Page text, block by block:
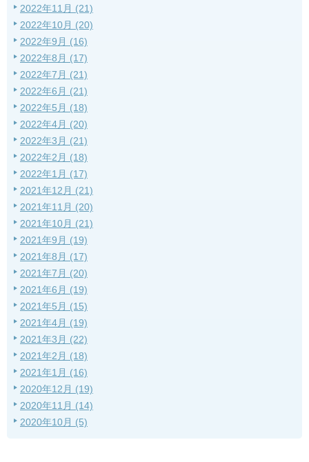
2022年11月 (21)
2022年10月 (20)
2022年9月 (16)
2022年8月 (17)
2022年7月 (21)
2022年6月 (21)
2022年5月 (18)
2022年4月 (20)
2022年3月 (21)
2022年2月 (18)
2022年1月 (17)
2021年12月 (21)
2021年11月 (20)
2021年10月 (21)
2021年9月 (19)
2021年8月 (17)
2021年7月 (20)
2021年6月 (19)
2021年5月 (15)
2021年4月 (19)
2021年3月 (22)
2021年2月 (18)
2021年1月 (16)
2020年12月 (19)
2020年11月 (14)
2020年10月 (5)